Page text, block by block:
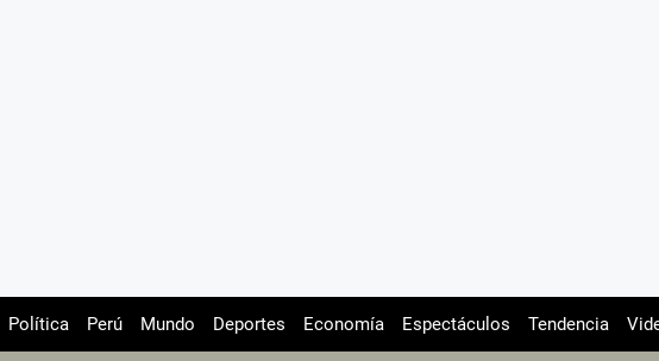
Política Perú Mundo Deportes Economía Espectáculos Tendencia